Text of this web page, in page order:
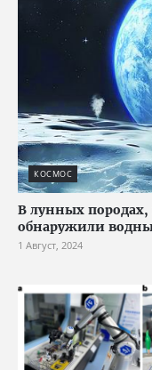
КОСМОС
В лунных породах,
обнаружили
1 Август, 2024